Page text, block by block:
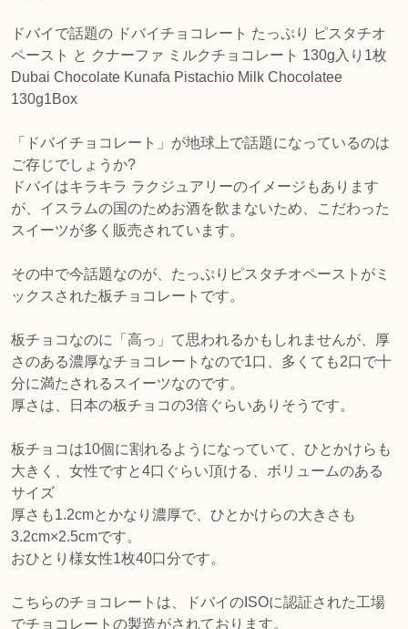
ドバイで話題の ドバイチョコレート たっぷり ピスタチオ
ペースト と クナーファ ミルクチョコレート 130g入り1枚
Dubai Chocolate Kunafa Pistachio Milk Chocolatee
130g1Box
「ドバイチョコレート」が地球上で話題になっているのは
ご存じでしょうか?
ドバイはキラキラ ラクジュアリーのイメージもあります
が、イスラムの国のためお酒を飲まないため、こだわった
スイーツが多く販売されています。
その中で今話題なのが、たっぷりピスタチオペーストがミ
ックスされた板チョコレートです。
板チョコなのに「高っ」て思われるかもしれませんが、厚
さのある濃厚なチョコレートなので1口、多くても2口で十
分に満たされるスイーツなのです。
厚さは、日本の板チョコの3倍ぐらいありそうです。
板チョコは10個に割れるようになっていて、ひとかけらも
大きく、女性ですと4口ぐらい頂ける、ボリュームのある
サイズ
厚さも1.2cmとかなり濃厚で、ひとかけらの大きさも
3.2cm×2.5cmです。
おひとり様女性1枚40口分です。
こちらのチョコレートは、ドバイのISOに認証された工場
でチョコレートの製造がされております。